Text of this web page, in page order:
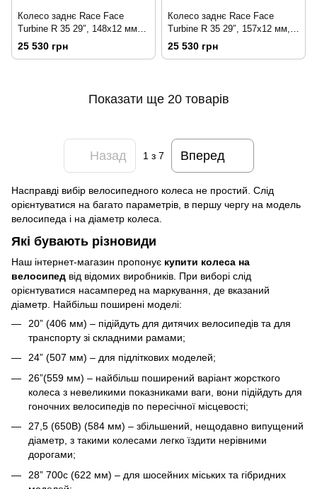
Колесо заднє Race Face
Turbine R 35 29″, 148х12 мм
XD
25 530 грн
Колесо заднє Race Face
Turbine R 35 29″, 157х12 мм,
MS SHI
25 530 грн
Показати ще 20 товарів
Назад 1з 7 Вперед
Насправді вибір велосипедного колеса не простий. Слід
орієнтуватися на багато параметрів, в першу чергу на модель
велосипеда і на діаметр колеса.
Які бувають різновиди
Наш інтернет-магазин пропонує купити колеса на
велосипед від відомих виробників. При виборі слід
орієнтуватися насамперед на маркування, де вказаний
діаметр. Найбільш поширені моделі:
20” (406 мм) – підійдуть для дитячих велосипедів та для
транспорту зі складними рамами;
24” (507 мм) – для підліткових моделей;
26”(559 мм) – найбільш поширений варіант жорсткого
колеса з невеликими показниками ваги, вони підійдуть для
гоночних велосипедів по пересічної місцевості;
27,5 (650B) (584 мм) – збільшений, нещодавно випущений
діаметр, з такими колесами легко їздити нерівними
дорогами;
28” 700c (622 мм) – для шосейних міських та гібридних